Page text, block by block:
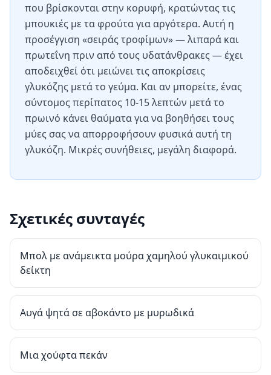
που βρίσκονται στην κορυφή, κρατώντας τις
μπουκιές με τα φρούτα για αργότερα. Αυτή η
προσέγγιση «σειράς τροφίμων» — λιπαρά και
πρωτεΐνη πριν από τους υδατάνθρακες — έχει
αποδειχθεί ότι μειώνει τις αποκρίσεις
γλυκόζης μετά το γεύμα. Και αν μπορείτε, ένας
σύντομος περίπατος 10-15 λεπτών μετά το
πρωινό κάνει θαύματα για να βοηθήσει τους
μύες σας να απορροφήσουν φυσικά αυτή τη
γλυκόζη. Μικρές συνήθειες, μεγάλη διαφορά.
Σχετικές συνταγές
Μπολ με ανάμεικτα μούρα χαμηλού γλυκαιμικού
δείκτη
Αυγά ψητά σε αβοκάντο με μυρωδικά
Μια χούφτα πεκάν